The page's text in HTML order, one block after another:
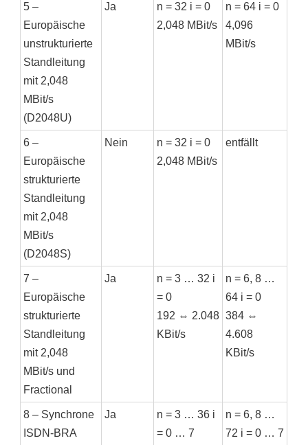
5 –
Europäische
unstrukturierte
Standleitung
mit 2,048
MBit/s
(D2048U)
Ja
n = 32 i = 0
2,048 MBit/s
n = 64 i = 0
4,096
MBit/s
6 –
Europäische
strukturierte
Standleitung
mit 2,048
MBit/s
(D2048S)
Nein
n = 32 i = 0
2,048 MBit/s
entfällt
7 –
Europäische
strukturierte
Standleitung
mit 2,048
MBit/s und
Fractional
Ja
n = 3 … 32 i
= 0
192 ⇔ 2.048
KBit/s
n = 6, 8 …
64 i = 0
384 ⇔
4.608
KBit/s
8 – Synchrone
ISDN-BRA
Ja
n = 3 … 36 i
= 0 … 7
n = 6, 8 …
72 i = 0 … 7